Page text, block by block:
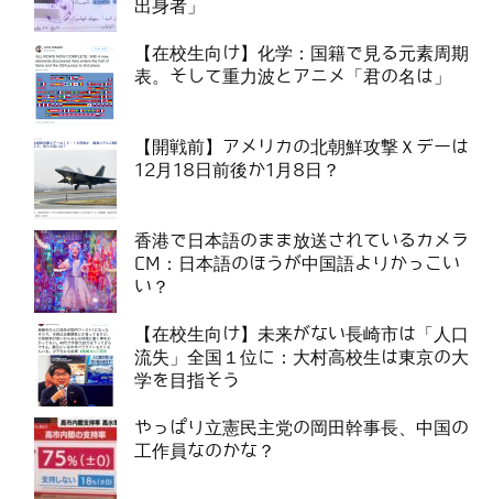
出身者」
【在校生向け】化学：国籍で見る元素周期
表。そして重力波とアニメ「君の名は」
【開戦前】アメリカの北朝鮮攻撃Ｘデーは
12月18日前後か1月8日？
香港で日本語のまま放送されているカメラ
CM：日本語のほうが中国語よりかっこい
い？
【在校生向け】未来がない長崎市は「人口
流失」全国１位に：大村高校生は東京の大
学を目指そう
やっぱり立憲民主党の岡田幹事長、中国の
工作員なのかな？